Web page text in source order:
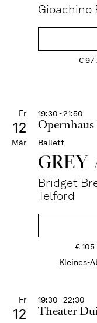
Gioachino
€97
Fr
12
Mär
19:30 - 21:50
Ballett
GREY
Bridget
Telford
€105
Kleines-
Fr
12
19:30 - 22:30
Theater